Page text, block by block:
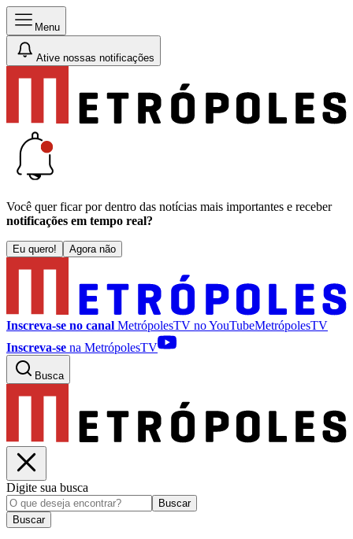
Menu
Ative nossas notificações
Você quer ficar por dentro das notícias mais importantes e receber
notificações em tempo real?
Eu quero! Agora não
Inscreva-se no canal MetrópolesTV noYouTubeMetrópolesTV
Inscreva-se na MetrópolesTV
Busca
Digite sua busca
Buscar
Buscar